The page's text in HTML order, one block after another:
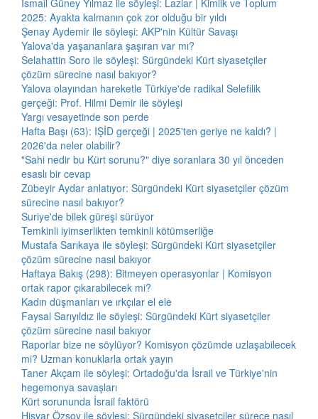
İsmail Güney Yılmaz ile söyleşi: Lazlar | Kimlik ve Toplum
2025: Ayakta kalmanın çok zor olduğu bir yıldı
Şenay Aydemir ile söyleşi: AKP'nin Kültür Savaşı
Yalova'da yaşananlara şaşıran var mı?
Selahattin Soro ile söyleşi: Sürgündeki Kürt siyasetçiler
çözüm sürecine nasıl bakıyor?
Yalova olayından hareketle Türkiye'de radikal Selefilik
gerçeği: Prof. Hilmi Demir ile söyleşi
Yargı vesayetinde son perde
Hafta Başı (63): IŞİD gerçeği | 2025'ten geriye ne kaldı? |
2026'da neler olabilir?
"Sahi nedir bu Kürt sorunu?" diye soranlara 30 yıl önceden
esaslı bir cevap
Zübeyir Aydar anlatıyor: Sürgündeki Kürt siyasetçiler çözüm
sürecine nasıl bakıyor?
Suriye'de bilek güreşi sürüyor
Temkinli iyimserlikten temkinli kötümserliğe
Mustafa Sarıkaya ile söyleşi: Sürgündeki Kürt siyasetçiler
çözüm sürecine nasıl bakıyor
Haftaya Bakış (298): Bitmeyen operasyonlar | Komisyon
ortak rapor çıkarabilecek mi?
Kadın düşmanları ve ırkçılar el ele
Faysal Sarıyıldız ile söyleşi: Sürgündeki Kürt siyasetçiler
çözüm sürecine nasıl bakıyor
Raporlar bize ne söylüyor? Komisyon çözümde uzlaşabilecek
mi? Uzman konuklarla ortak yayın
Taner Akçam ile söyleşi: Ortadoğu'da İsrail ve Türkiye'nin
hegemonya savaşları
Kürt sorununda İsrail faktörü
Hişyar Özsoy ile söyleşi: Sürgündeki siyasetçiler sürece nasıl